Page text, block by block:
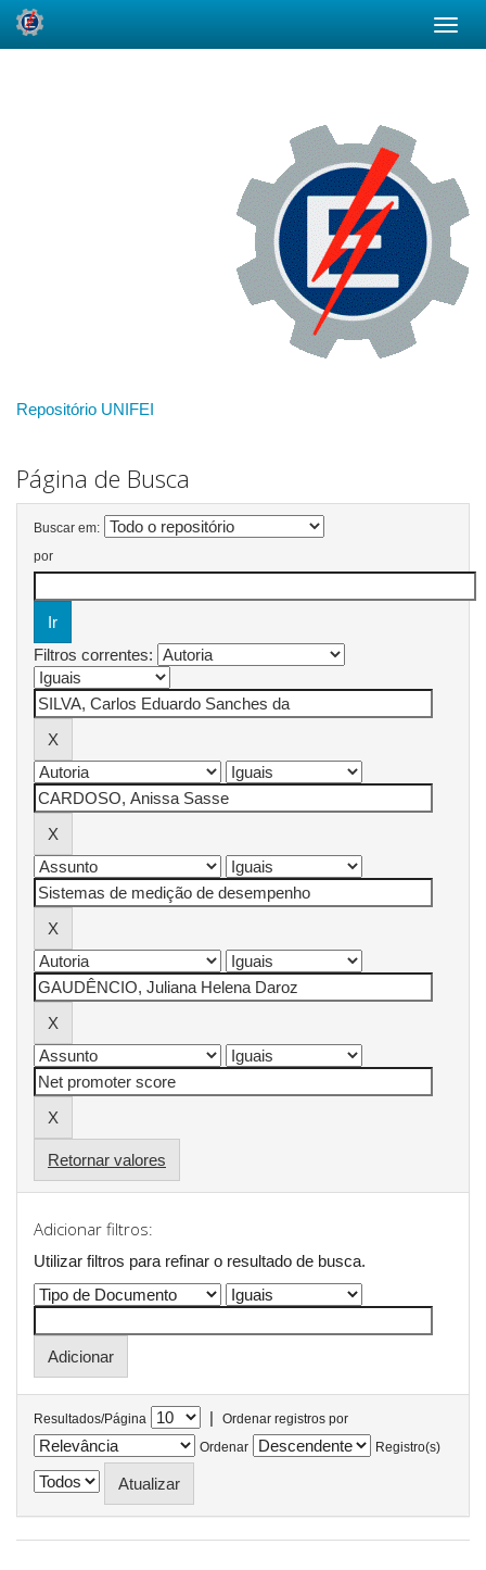
Repositório UNIFEI
Página de Busca
Buscar em:
por
Filtros correntes:
Retornar valores
Adicionar filtros:
Utilizar filtros para refinar o resultado de busca.
Resultados/Página |
Ordenar registros por
Ordenar
Registro(s)